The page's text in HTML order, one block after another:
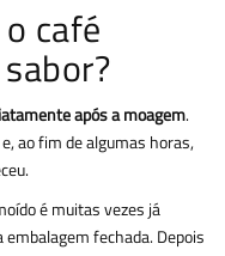
café
após a moagem.
ao fim de algumas horas,
é muitas vezes já
fechada. Depois